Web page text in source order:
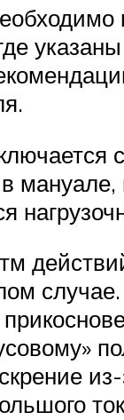
указаны
мануале,